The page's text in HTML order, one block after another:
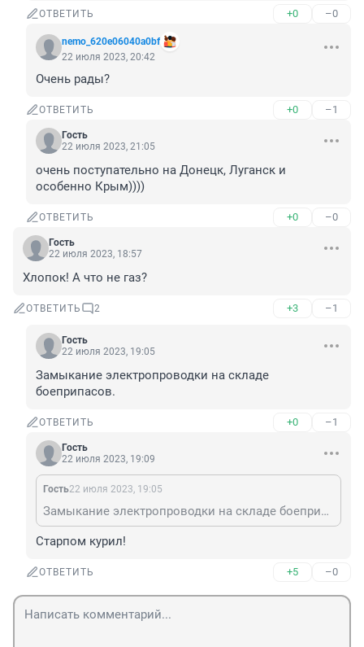
ОТВЕТИТЬ +0 –0
nemo_620e06040a0bf
22 июля 2023, 20:42
Очень рады?
ОТВЕТИТЬ +0 –1
Гость
22 июля 2023, 21:05
очень поступательно на Донецк, Луганск и
особенно Крым))))
ОТВЕТИТЬ +0 –0
Гость
22 июля 2023, 18:57
Хлопок! А что не газ?
ОТВЕТИТЬ 2 +3 –1
Гость
22 июля 2023, 19:05
Замыкание электропроводки на складе
боеприпасов.
ОТВЕТИТЬ +0 –1
Гость
22 июля 2023, 19:09
Гость22 июля 2023, 19:05
Замыкание электропроводки на складе боеприпасов.
Старпом курил!
ОТВЕТИТЬ +5 –0